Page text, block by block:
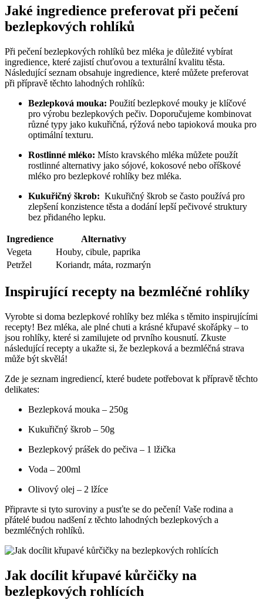
Jaké ingredience preferovat při pečení
bezlepkových rohlíků
Při pečení‌ bezlepkových rohlíků bez mléka je důležité vybírat
ingredience, které zajistí chuťovou a⁣ texturální kvalitu těsta.
Následující seznam obsahuje ingredience, které můžete preferovat
při přípravě těchto lahodných rohlíků:
Bezlepková mouka: Použití bezlepkové mouky​ je klíčové⁢
pro‌ výrobu bezlepkových pečiv. ⁤Doporučujeme kombinovat
různé typy jako kukuřičná, rýžová⁣ nebo tapioková mouka pro
optimální texturu.
Rostlinné mléko: Místo ​kravského mléka můžete použít
rostlinné alternativy ‍jako sójové, kokosové nebo oříškové
mléko pro bezlepkové rohlíky bez mléka.
Kukuřičný škrob: ⁤ Kukuřičný škrob se často ​používá pro
zlepšení konzistence těsta a ⁢dodání lepší ⁤pečivové ⁤struktury
bez ⁢přidaného lepku.
Ingredience
Alternativy
Vegeta
Houby, cibule,​ paprika
Petržel
Koriandr, máta, ⁣rozmarýn
Inspirující recepty ⁤na ⁤bezmléčné rohlíky
Vyrobte si doma‌ bezlepkové ‌rohlíky bez mléka s‍ těmito inspirujícími
recepty!‍ Bez mléka, ale plné chuti a krásné křupavé skořápky – to​
jsou ‍rohlíky, ⁢které si‌ zamilujete od prvního kousnutí. Zkuste
následující ‍recepty a ukažte si, že bezlepková a bezmléčná strava
může být skvělá!
Zde je seznam ingrediencí, které ‍budete potřebovat k ⁣přípravě těchto⁣
delikates:
Bezlepková mouka – 250g
Kukuřičný ‍škrob – 50g
Bezlepkový prášek do pečiva – 1 lžička
Voda – 200ml
Olivový olej – 2 lžíce
Připravte‌ si tyto suroviny a pusťte se do pečení!⁢ Vaše rodina a
přátelé budou nadšení⁣ z těchto lahodných‌ bezlepkových a
bezmléčných rohlíků.
Jak docílit křupavé kůrčičky na
bezlepkových rohlících